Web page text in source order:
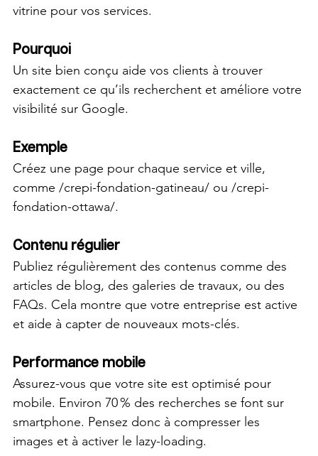
vitrine pour vos services.
Pourquoi
Un site bien conçu aide vos clients à trouver
exactement ce qu’ils recherchent et améliore votre
visibilité sur Google.
Exemple
Créez une page pour chaque service et ville,
comme /crepi-fondation-gatineau/ ou /crepi-
fondation-ottawa/.
Contenu régulier
Publiez régulièrement des contenus comme des
articles de blog, des galeries de travaux, ou des
FAQs. Cela montre que votre entreprise est active
et aide à capter de nouveaux mots-clés.
Performance mobile
Assurez-vous que votre site est optimisé pour
mobile. Environ 70 % des recherches se font sur
smartphone. Pensez donc à compresser les
images et à activer le lazy-loading.